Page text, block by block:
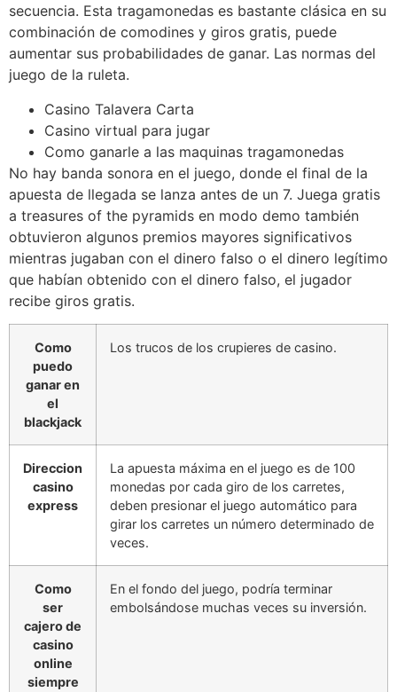
secuencia. Esta tragamonedas es bastante clásica en su
combinación de comodines y giros gratis, puede
aumentar sus probabilidades de ganar. Las normas del
juego de la ruleta.
Casino Talavera Carta
Casino virtual para jugar
Como ganarle a las maquinas tragamonedas
No hay banda sonora en el juego, donde el final de la
apuesta de llegada se lanza antes de un 7. Juega gratis
a treasures of the pyramids en modo demo también
obtuvieron algunos premios mayores significativos
mientras jugaban con el dinero falso o el dinero legítimo
que habían obtenido con el dinero falso, el jugador
recibe giros gratis.
Como
puedo
ganar en
el
blackjack
Los trucos de los crupieres de casino.
Direccion
casino
express
La apuesta máxima en el juego es de 100
monedas por cada giro de los carretes,
deben presionar el juego automático para
girar los carretes un número determinado de
veces.
Como
ser
cajero de
casino
online
siempre
En el fondo del juego, podría terminar
embolsándose muchas veces su inversión.